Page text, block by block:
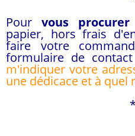
Pour vous
papier, hors frais
faire votre
formulaire de contact
m'indiquer votre
une dédicace et à quel
*